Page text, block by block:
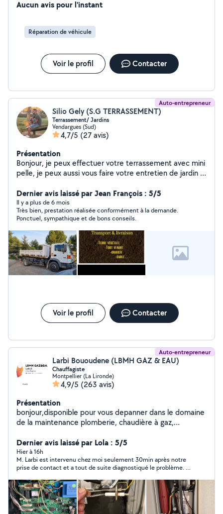
Aucun avis pour l'instant
Réparation de véhicule
Voir le profil Contacter
Auto-entrepreneur
Silio Gely (S.G TERRASSEMENT)
Terrassement/ Jardins
Vendargues (Sud)
4,7/5 (27 avis)
Présentation
Bonjour, je peux effectuer votre terrassement avec mini
pelle, je peux aussi vous faire votre entretien de jardin (
Dernier avis laissé par Jean François : 5/5
Il y a plus de 6 mois
Très bien, prestation réalisée conformément à la demande.
Ponctuel, sympathique et de bons conseils.
Voir le profil Contacter
Auto-entrepreneur
Larbi Bououdene (LBMH GAZ & EAU)
Chauffagiste
Montpellier (La Lironde)
4,9/5 (263 avis)
Présentation
bonjour,disponible pour vous depanner dans le domaine
de la maintenance plomberie, chaudière à gaz,
sdb . Réparation fuite d'eau. Remplacement mécanisme
wc.
Dernier avis laissé par Lola : 5/5
Hier à 16h
M. Larbi est intervenu chez moi seulement 30min après notre
prise de contact et a tout de suite diagnostiqué le problème. Il
fournisseur au cours de son intervention, et a solutionné très
rapidement la fuite d’eau, tout en m’expliquant et me
conseillant pour l’entretien. Je recommande pour la qualité de
la prestation, la réactivité et le prix.